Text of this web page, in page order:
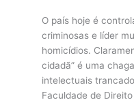
O país hoje é
criminosas e líder
homicídios.
cidadã” é uma
intelectuais
Faculdade de